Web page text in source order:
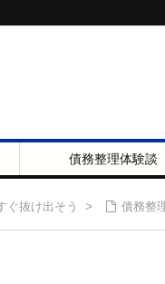
債務整理体験談
ぐ抜け出そう > 債務整